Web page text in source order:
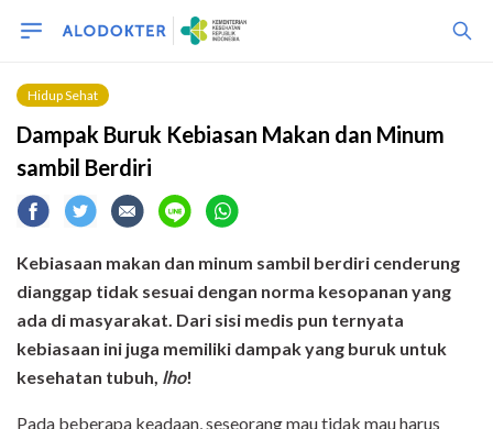
Hidup Sehat
Dampak Buruk Kebiasan Makan dan Minum
sambil Berdiri
Kebiasaan makan dan minum sambil berdiri cenderung
dianggap tidak sesuai dengan norma kesopanan yang
ada di masyarakat. Dari sisi medis pun ternyata
kebiasaan ini juga memiliki dampak yang buruk untuk
kesehatan tubuh, lho!
Pada beberapa keadaan, seseorang mau tidak mau harus